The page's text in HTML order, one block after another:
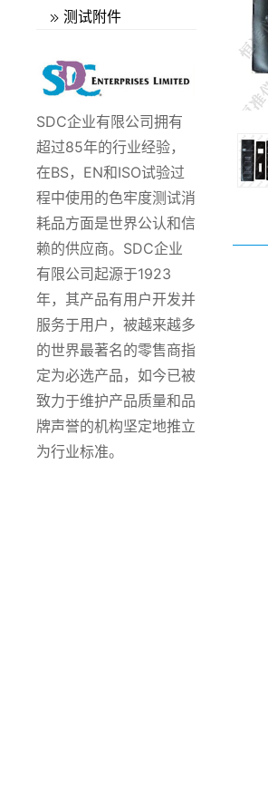
测试附件
SDC企业有限公司拥有
超过85年的行业经验，
在BS，EN和ISO试验过
程中使用的色牢度测试消
耗品方面是世界公认和信
赖的供应商。SDC企业
有限公司起源于1923
年，其产品有用户开发并
服务于用户，被越来越多
的世界最著名的零售商指
定为必选产品，如今已被
致力于维护产品质量和品
牌声誉的机构坚定地推立
为行业标准。